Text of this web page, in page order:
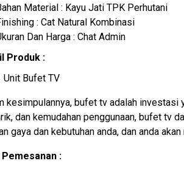
Material : Kayu Jati TPK Perhutani
: Cat Natural Kombinasi
Dan Harga : Chat Admin
Produk :
Unit Bufet TV
kesimpulannya, bufet tv adalah investasi
dan kemudahan penggunaan, bufet tv
gaya dan kebutuhan anda, dan anda
Pemesanan :